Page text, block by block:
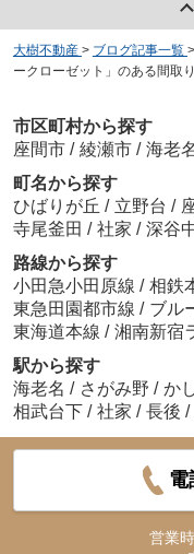
大樹不動産 > ブログ記事一覧 >
ークローゼット」のある間取
市区町村から探す
座間市 / 綾瀬市 / 海老
町名から探す
ひばりが丘 / 立野台 /
寺尾釜田 / 社家 / 深谷
路線から探す
小田急小田原線 / 相鉄
東急田園都市線 / ブル
東海道本線 / 湘南新宿
駅から探す
海老名 / さがみ野 / か
相武台下 / 社家 / 長後 /
電
営業